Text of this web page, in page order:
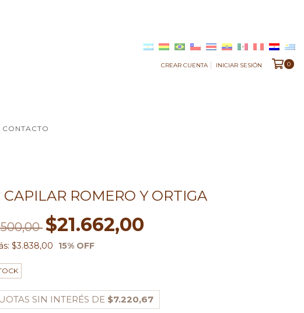
CREAR CUENTA INICIAR SESIÓN 0
CONTACTO
CAPILAR ROMERO Y ORTIGA
$21.662,00
$3.838,00 15% OFF
SIN INTERÉS DE $7.220,67